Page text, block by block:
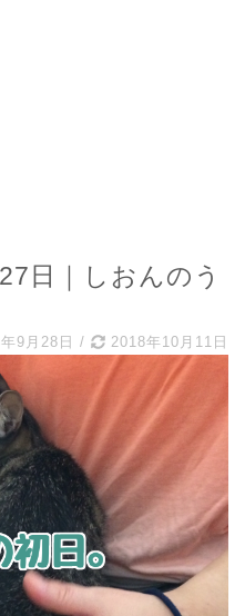
日｜しおんのう
9月28日 / 2018年10月11日